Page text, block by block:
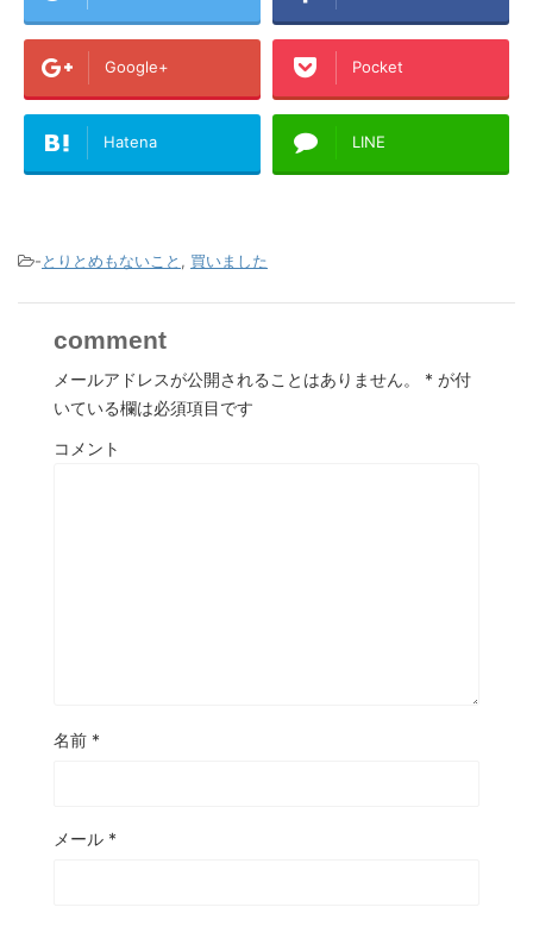
Google+ Pocket
Hatena LINE
-とりとめもないこと , 買いました
comment
メールアドレスが公開されることはありません。 * が付
いている欄は必須項目です
コメント
名前 *
メール *